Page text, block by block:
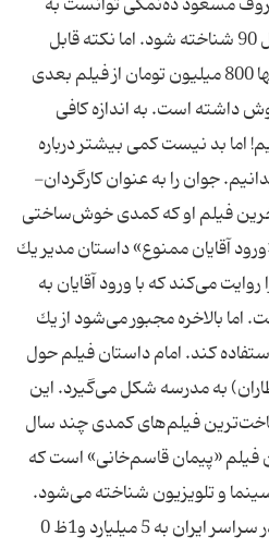
عنوان پرفروش‌ترین فیلم سال 90 شناخته شود. اما نكته قابل
تامل این است كه این فیلم تنها 800 میلیون تومان از فیلم بعدی
داشته است. به اندازه كافی
اما بد نیست كمی بیشتر درباره
جوان را به عنوان كارگردان-
فیلم او كه كمدی خوش‌ساختی
شد. «ورود آقایان ممنوع» داستان مدیر یك
می‌كند كه با ورود آقایان به
بالاخره مجبور می‌شود از یك
كند. امام داستان فیلم حول
به مدرسه شكل می‌گیرد. این
فیلم‌های كمدی چند سال
فیلم «پیمان قاسم‌خانی» است كه
و تلویزیون شناخته می‌شود.
فروش «ورود آقایان ممنوع» در سراسر ایران به 5 میلیارد و1ظ 0